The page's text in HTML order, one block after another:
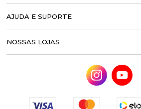
AJUDA E SUPORTE
NOSSAS LOJAS